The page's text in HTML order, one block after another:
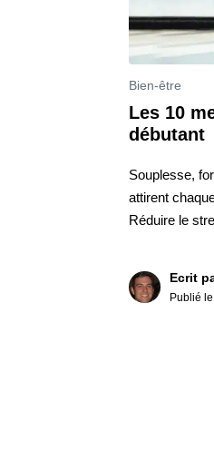
Bien-être
Les 10
débutant
Souplesse,
attirent
Réduire le
Ecrit
Publié